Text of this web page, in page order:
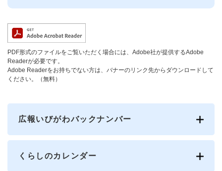
PDF形式のファイルをご覧いただく場合には、Adobe社が提供するAdobe
Readerが必要です。
Adobe Readerをお持ちでない方は、バナーのリンク先からダウンロードして
ください。（無料）
広報いびがわバックナンバー
くらしのカレンダー